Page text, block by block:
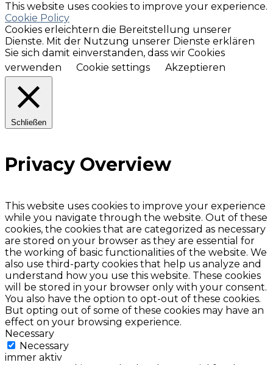
This website uses cookies to improve your experience.
Cookie Policy
Cookies erleichtern die Bereitstellung unserer
Dienste. Mit der Nutzung unserer Dienste erklären
Sie sich damit einverstanden, dass wir Cookies
verwenden
Cookie settings Akzeptieren
Schließen
Privacy Overview
This website uses cookies to improve your experience
while you navigate through the website. Out of these
cookies, the cookies that are categorized as necessary
are stored on your browser as they are essential for
the working of basic functionalities of the website. We
also use third-party cookies that help us analyze and
understand how you use this website. These cookies
will be stored in your browser only with your consent.
You also have the option to opt-out of these cookies.
But opting out of some of these cookies may have an
effect on your browsing experience.
Necessary
Necessary
immer aktiv